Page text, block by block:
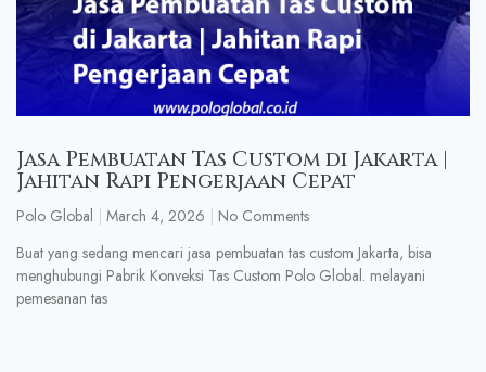
Jasa Pembuatan Tas Custom di Jakarta |
Jahitan Rapi Pengerjaan Cepat
Polo Global March 4, 2026
No Comments
Buat yang sedang mencari jasa pembuatan tas custom Jakarta, bisa
menghubungi Pabrik Konveksi Tas Custom Polo Global. melayani
pemesanan tas